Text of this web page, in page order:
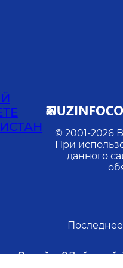
© 2001-2026
При
данного
Онлайн: 0Действий: